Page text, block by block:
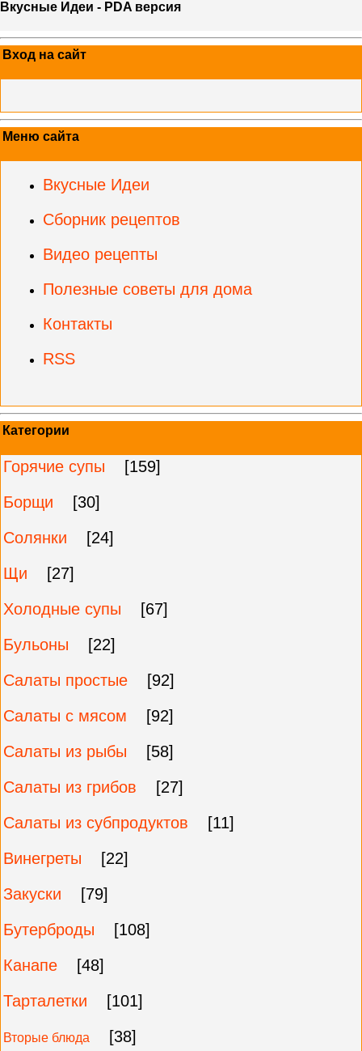
Вкусные Идеи - PDA версия
Вход на сайт
Меню сайта
Вкусные Идеи
Сборник рецептов
Видео рецепты
Полезные советы для дома
Контакты
RSS
Категории
Горячие супы
[159]
Борщи
[30]
Солянки
[24]
Щи
[27]
Холодные супы
[67]
Бульоны
[22]
Салаты простые
[92]
Салаты с мясом
[92]
Салаты из рыбы
[58]
Салаты из грибов
[27]
Салаты из субпродуктов
[11]
Винегреты
[22]
Закуски
[79]
Бутерброды
[108]
Канапе
[48]
Тарталетки
[101]
Вторые блюда
[38]